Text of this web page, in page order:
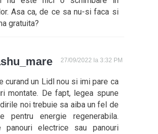
Asa ca, de ce sa nu-si faca si
gratuita?
27/09/2022 la 3:32 PM
curand un Lidl nou si imi pare ca
montate. De fapt, legea spune
noi trebuie sa aiba un fel de
pentru energie regenerabila.
electrice sau panouri